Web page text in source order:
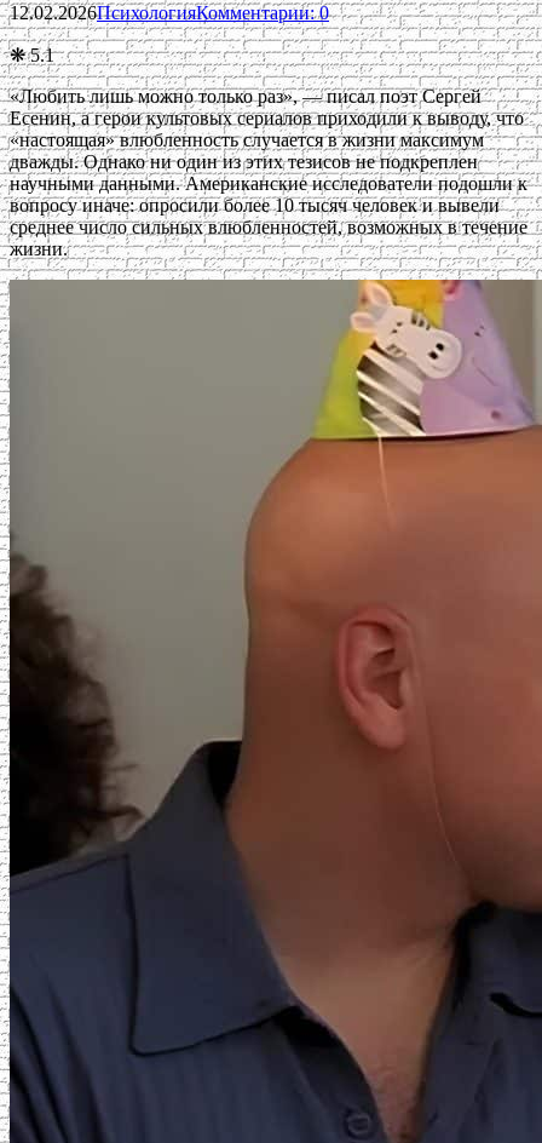
12.02.2026ПсихологияКомментарии: 0
❋ 5.1
«Любить лишь можно только раз», — писал поэт Сергей
Есенин, а герои культовых сериалов приходили к выводу, что
«настоящая» влюбленность случается в жизни максимум
дважды. Однако ни один из этих тезисов не подкреплен
научными данными. Американские исследователи подошли к
вопросу иначе: опросили более 10 тысяч человек и вывели
среднее число сильных влюбленностей, возможных в течение
жизни.